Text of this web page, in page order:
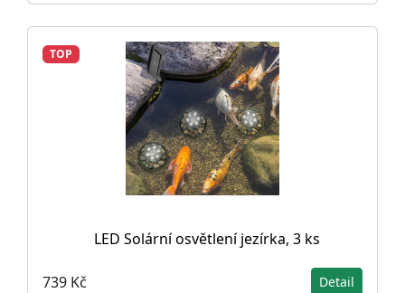
TOP
LED Solární osvětlení jezírka, 3 ks
739 Kč Detail